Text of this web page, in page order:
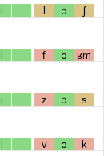
i l ɔ ʃ
i f ɔ ʁm
i z ɔ s
i v ɔ k